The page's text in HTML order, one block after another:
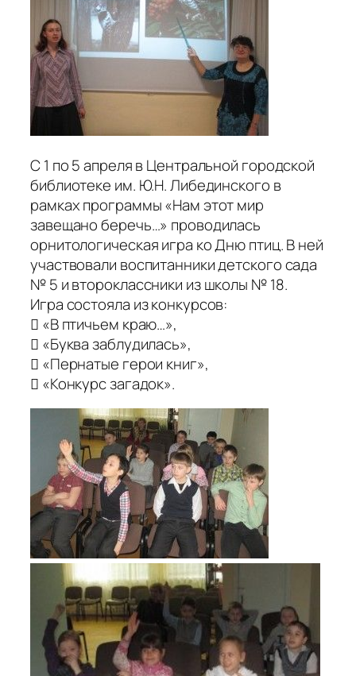
С 1 по 5 апреля в Центральной городской
библиотеке им. Ю.Н. Либединского в
рамках программы «Нам этот мир
завещано беречь…» проводилась
орнитологическая игра ко Дню птиц. В ней
участвовали воспитанники детского сада
№ 5 и второклассники из школы № 18.
Игра состояла из конкурсов:
 «В птичьем краю…»,
 «Буква заблудилась»,
 «Пернатые герои книг»,
 «Конкурс загадок».